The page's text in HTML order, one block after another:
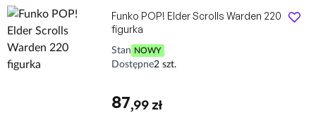
Funko POP! Elder Scrolls Warden 220
figurka
Stan NOWY
Dostępne2 szt.
87,99 zł